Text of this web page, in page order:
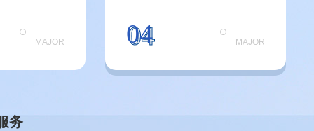
MAJOR 04
04 MAJOR
制